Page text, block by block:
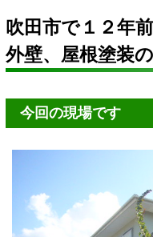
吹田市で１２年
外壁、屋根塗装
今回の現場です